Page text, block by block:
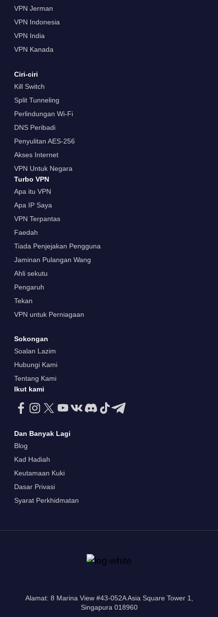
VPN Jerman
VPN Indonesia
VPN India
VPN Kanada
Ciri-ciri
Kill Switch
Split Tunneling
Perlindungan Wi-Fi
DNS Peribadi
Penyulitan AES-256
Akses Internet
VPN Untuk Negara
Turbo VPN
Apa itu VPN
Apa IP Saya
VPN Terpantas
Faedah
Tiada Penjejakan Pengguna
Jaminan Pulangan Wang
Ahli sekutu
Pengaruh
Tekan
VPN untuk Perniagaan
Sokongan
Soalan Lazim
Hubungi Kami
Tentang Kami
Ikut kami
Dan Banyak Lagi
Blog
Kad Hadiah
Keutamaan Kuki
Dasar Privasi
Syarat Perkhidmatan
Alamat: 8 Marina View #43-052A Asia Square Tower 1,
Singapura 018960